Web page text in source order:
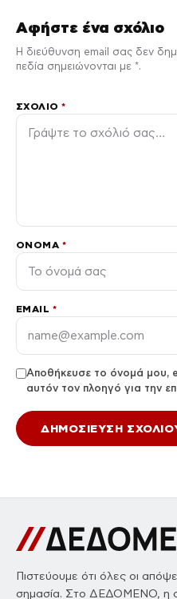
Αφήστε ένα σχόλιο
Η διεύθυνση email σας δεν
πεδία σημειώνονται με *.
ΣΧΌΛΙΟ*
ΌΝΟΜΑ *
EMAIL *
Αποθήκευσε το όνομά μου,
αυτόν τον πλοηγό για την
Πιστεύουμε ότι όλες οι
σημασία. Στο ΔΕΔΟΜΕΝΟ, η